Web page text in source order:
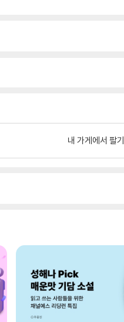
내 가게에서 팔기